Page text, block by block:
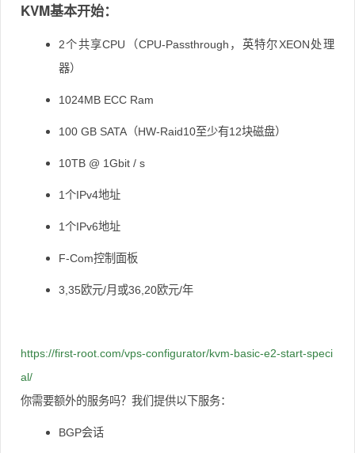
KVM基本开始：
2个共享CPU（CPU-Passthrough，英特尔XEON处理
器）
1024MB ECC Ram
100 GB SATA（HW-Raid10至少有12块磁盘）
10TB @ 1Gbit / s
1个IPv4地址
1个IPv6地址
F-Com控制面板
3,35欧元/月或36,20欧元/年
https://first-root.com/vps-configurator/kvm-basic-e2-start-speci
al/
你需要额外的服务吗？ 我们提供以下服务：
BGP会话